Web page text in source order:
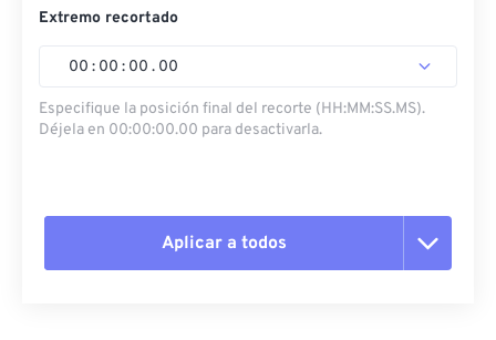
Extremo recortado
00 : 00 : 00 . 00
Especifique la posición final del recorte (HH:MM:SS.MS).
Déjela en 00:00:00.00 para desactivarla.
Aplicar a todos